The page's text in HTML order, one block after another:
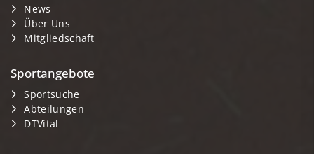
News
Über Uns
Mitgliedschaft
Sportangebote
Sportsuche
Abteilungen
DTVital